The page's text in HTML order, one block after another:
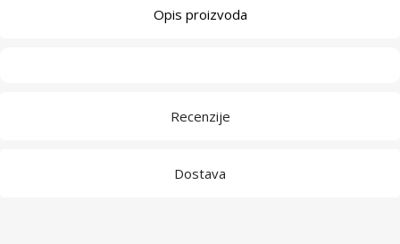
Opis proizvoda
Recenzije
Dostava